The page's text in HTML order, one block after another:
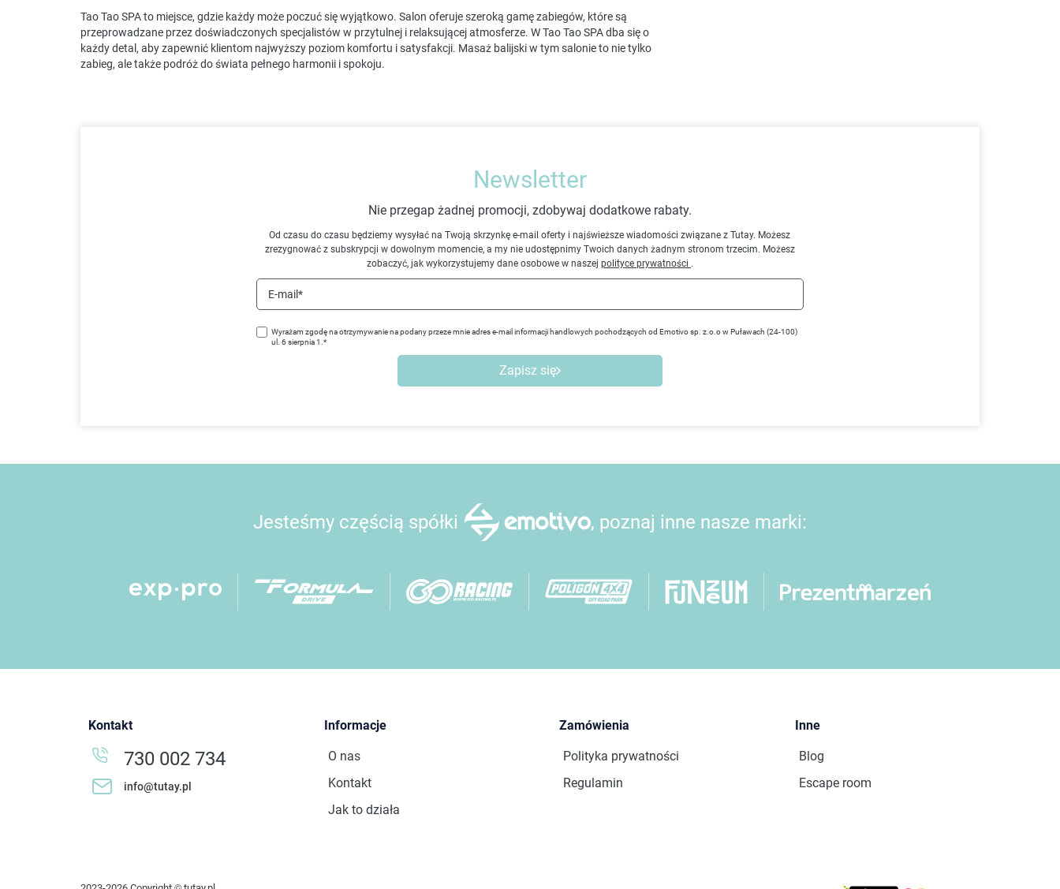
Tao Tao SPA to miejsce, gdzie każdy może poczuć się wyjątkowo. Salon oferuje szeroką gamę zabiegów, które są
przeprowadzane przez doświadczonych specjalistów w przytulnej i relaksującej atmosferze. W Tao Tao SPA dba się o
każdy detal, aby zapewnić klientom najwyższy poziom komfortu i satysfakcji. Masaż balijski w tym salonie to nie tylko
zabieg, ale także podróż do świata pełnego harmonii i spokoju.
Newsletter
Nie przegap żadnej promocji, zdobywaj dodatkowe rabaty.
Od czasu do czasu będziemy wysyłać na Twoją skrzynkę e-mail oferty i najświeższe wiadomości związane z Tutay. Możesz
zrezygnować z subskrypcji w dowolnym momencie, a my nie udostępnimy Twoich danych żadnym stronom trzecim. Możesz
zobaczyć, jak wykorzystujemy dane osobowe w naszej polityce prywatności .
E-mail*
Wyrażam zgodę na otrzymywanie na podany przeze mnie adres e-mail informacji handlowych pochodzących od Emotivo sp. z.o.o w Puławach (24-100)
ul. 6 sierpnia 1.*
Zapisz się
Jesteśmy częścią spółki , poznaj inne nasze marki:
Kontakt
730 002 734
info@tutay.pl
Informacje
O nas
Kontakt
Jak to działa
Zamówienia
Polityka prywatności
Regulamin
Inne
Blog
Escape room